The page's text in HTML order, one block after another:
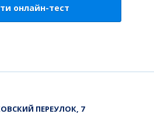
онлайн-тест
ПЕРЕУЛОК, 7